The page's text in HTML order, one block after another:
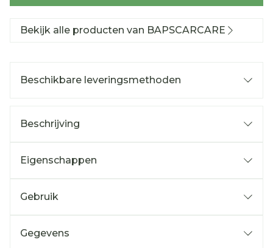
Bekijk alle producten van BAPSCARCARE
Beschikbare leveringsmethoden
Beschrijving
Eigenschappen
Gebruik
Gegevens